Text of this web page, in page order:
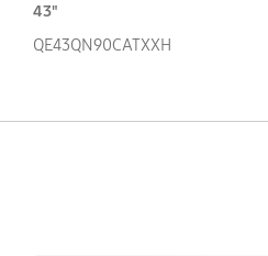
43"
QE43QN90CATXXH